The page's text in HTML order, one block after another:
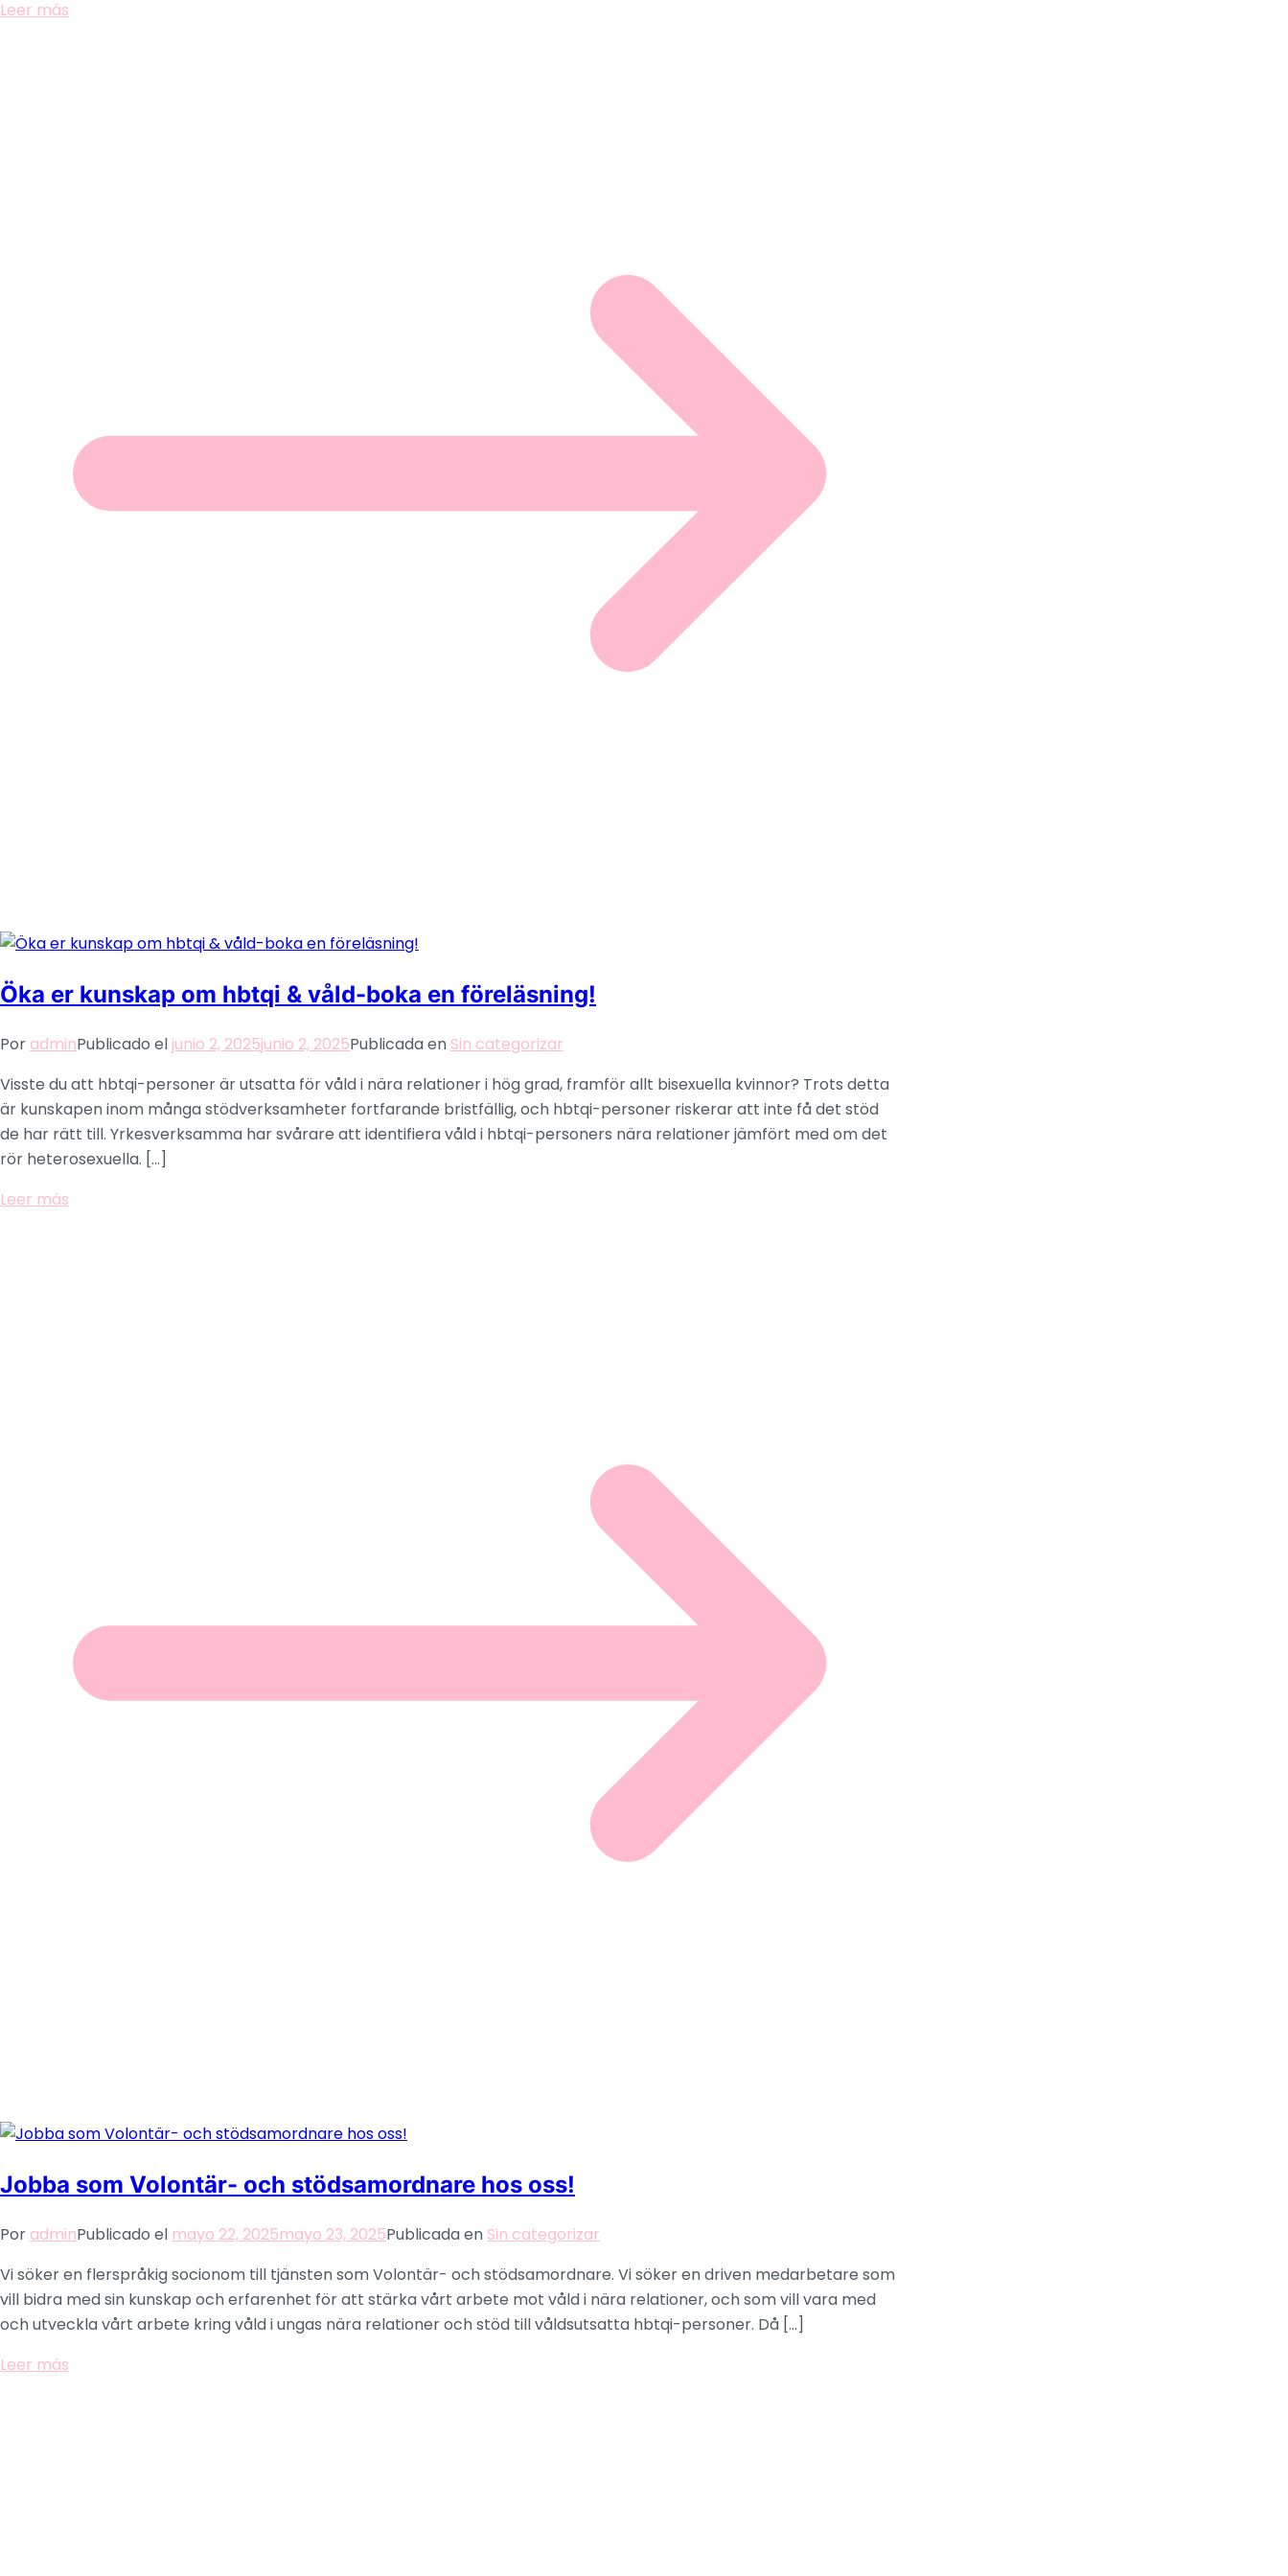
Leer más
Öka er kunskap om hbtqi & våld-boka en föreläsning!
Por adminPublicado el junio 2, 2025junio 2, 2025Publicada en Sin categorizar
Visste du att hbtqi-personer är utsatta för våld i nära relationer i hög grad, framför allt bisexuella kvinnor? Trots detta
är kunskapen inom många stödverksamheter fortfarande bristfällig, och hbtqi-personer riskerar att inte få det stöd
de har rätt till. Yrkesverksamma har svårare att identifiera våld i hbtqi-personers nära relationer jämfört med om det
rör heterosexuella. […]
Leer más
Jobba som Volontär- och stödsamordnare hos oss!
Por adminPublicado el mayo 22, 2025mayo 23, 2025Publicada en Sin categorizar
Vi söker en flerspråkig socionom till tjänsten som Volontär- och stödsamordnare. Vi söker en driven medarbetare som
vill bidra med sin kunskap och erfarenhet för att stärka vårt arbete mot våld i nära relationer, och som vill vara med
och utveckla vårt arbete kring våld i ungas nära relationer och stöd till våldsutsatta hbtqi-personer. Då […]
Leer más